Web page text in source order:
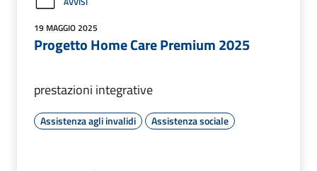
19 MAGGIO 2025
Progetto Home Care Premium 2025
prestazioni integrative
Assistenza agli invalidi Assistenza sociale